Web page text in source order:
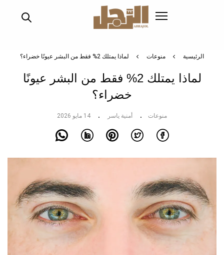
الرئيسية منوعات لماذا يمتلك 2% فقط من البشر عيونًا خضراء؟
لماذا يمتلك 2% فقط من البشر عيونًا
خضراء؟
منوعات أمنية ياسر 14 مايو 2026